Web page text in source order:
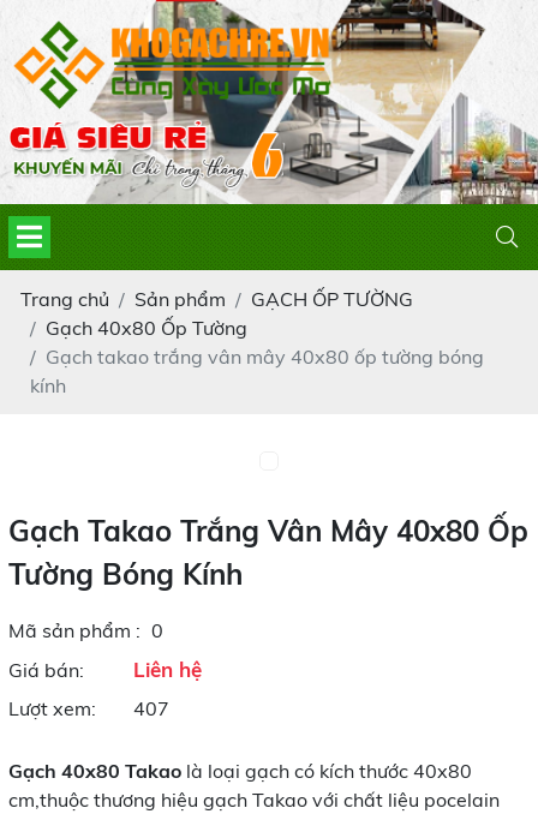
Trang chủ Sản phẩm
GẠCH ỐP TƯỜNG
Gạch 40x80 Ốp Tường
Gạch takao trắng vân mây 40x80 ốp tường bóng
kính
Gạch Takao Trắng Vân Mây 40x80 Ốp
Tường Bóng Kính
Mã sản phẩm : 0
Giá bán:
Liên hệ
Lượt xem: 407
Gạch 40x80 Takaolà loại gạch có kích thước 40x80
cm,thuộc thương hiệu gạch Takao với chất liệu pocelain